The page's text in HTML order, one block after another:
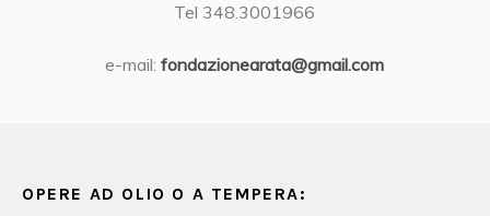
Tel 348.3001966
e-mail:fondazionearata@gmail.com
OPERE AD OLIO O A TEMPERA: